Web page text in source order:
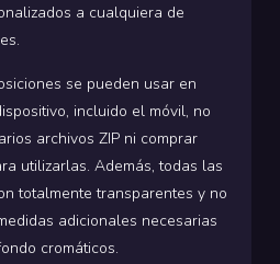
a cualquiera de
se pueden usar en
incluido el móvil, no
archivos ZIP ni comprar
utilizarlas. Además, todas las
totalmente transparentes y no
adicionales necesarias
cromáticos.